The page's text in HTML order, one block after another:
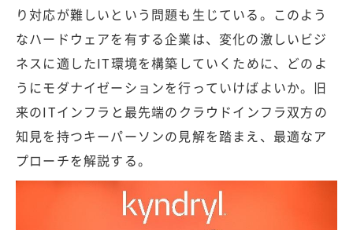
り対応が難しいという問題も生じている。このよう
なハードウェアを有する企業は、変化の激しいビジ
ネスに適したIT環境を構築していくために、どのよ
うにモダナイゼーションを行っていけばよいか。旧
来のITインフラと最先端のクラウドインフラ双方の
知見を持つキーパーソンの見解を踏まえ、最適なア
プローチを解説する。